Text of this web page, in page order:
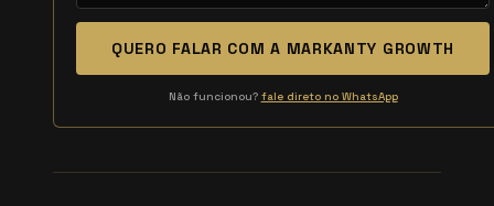
QUERO FALAR COM A MARKANTY GROWTH
Não funcionou? fale direto no WhatsApp